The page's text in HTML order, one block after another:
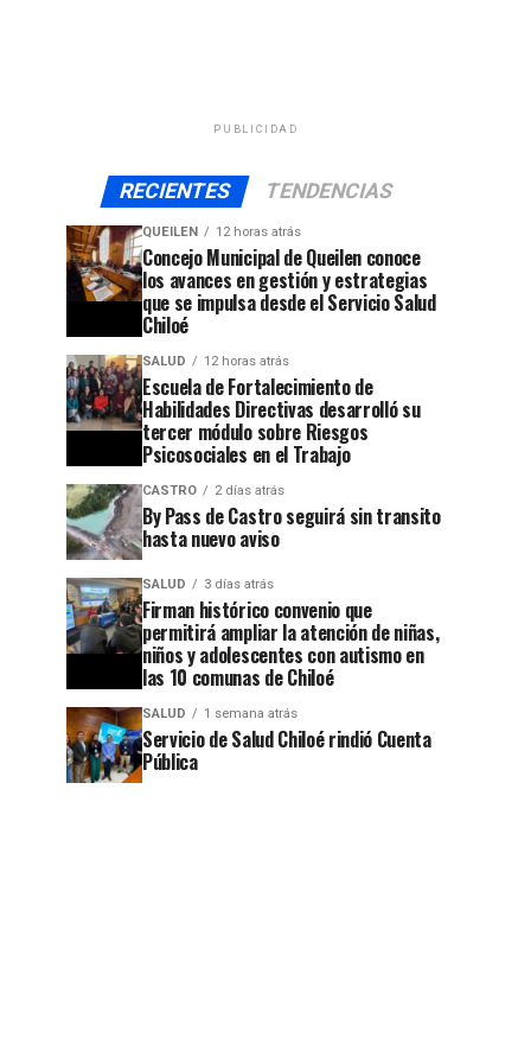
PUBLICIDAD
RECIENTES TENDENCIAS
QUEILEN 12 horas atrás
Concejo Municipal de Queilen conoce
los avances en gestión y estrategias
que se impulsa desde el Servicio Salud
Chiloé
SALUD 12 horas atrás
Escuela de Fortalecimiento de
Habilidades Directivas desarrolló su
tercer módulo sobre Riesgos
Psicosociales en el Trabajo
CASTRO 2 días atrás
By Pass de Castro seguirá sin transito
hasta nuevo aviso
SALUD 3 días atrás
Firman histórico convenio que
permitirá ampliar la atención de niñas,
niños y adolescentes con autismo en
las 10 comunas de Chiloé
SALUD 1 semana atrás
Servicio de Salud Chiloé rindió Cuenta
Pública